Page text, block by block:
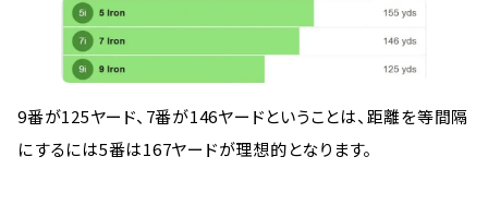
9番が125ヤード、7番が146ヤードということは、距離を等間隔
にするには5番は167ヤードが理想的となります。